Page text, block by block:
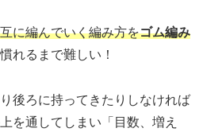
に編んでいく編み方をゴム編み
れるまで難しい！
後ろに持ってきたりしなければ
を通してしまい「目数、増え